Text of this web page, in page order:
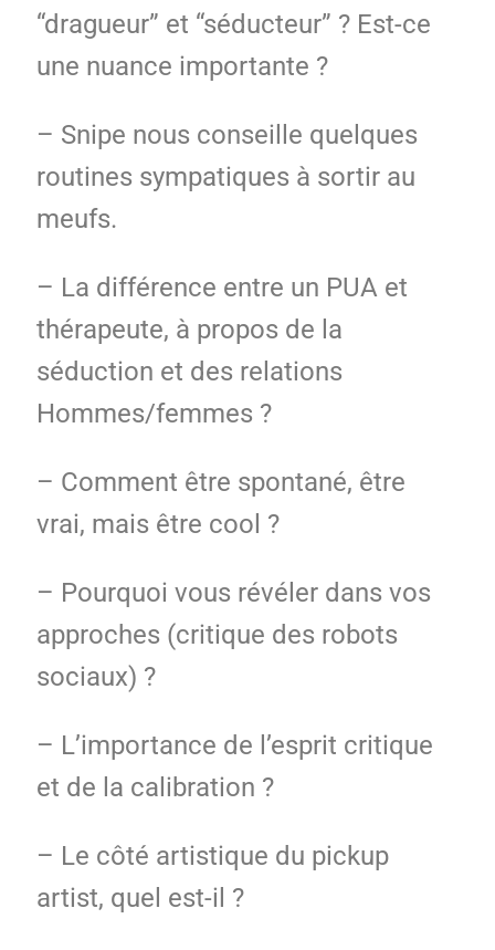
“dragueur” et “séducteur” ? Est-ce
une nuance importante ?
– Snipe nous conseille quelques
routines sympatiques à sortir au
meufs.
– La différence entre un PUA et
thérapeute, à propos de la
séduction et des relations
Hommes/femmes ?
– Comment être spontané, être
vrai, mais être cool ?
– Pourquoi vous révéler dans vos
approches (critique des robots
sociaux) ?
– L’importance de l’esprit critique
et de la calibration ?
– Le côté artistique du pickup
artist, quel est-il ?